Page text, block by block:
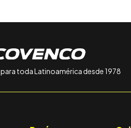
para toda Latinoamérica desde 1978